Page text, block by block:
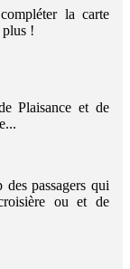
la carte
!
Plaisance et de
passagers qui
ou et de